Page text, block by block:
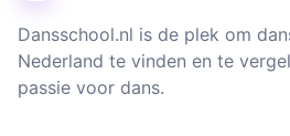
Dansschool.nl is de plek om
Nederland te vinden en te
passie voor dans.